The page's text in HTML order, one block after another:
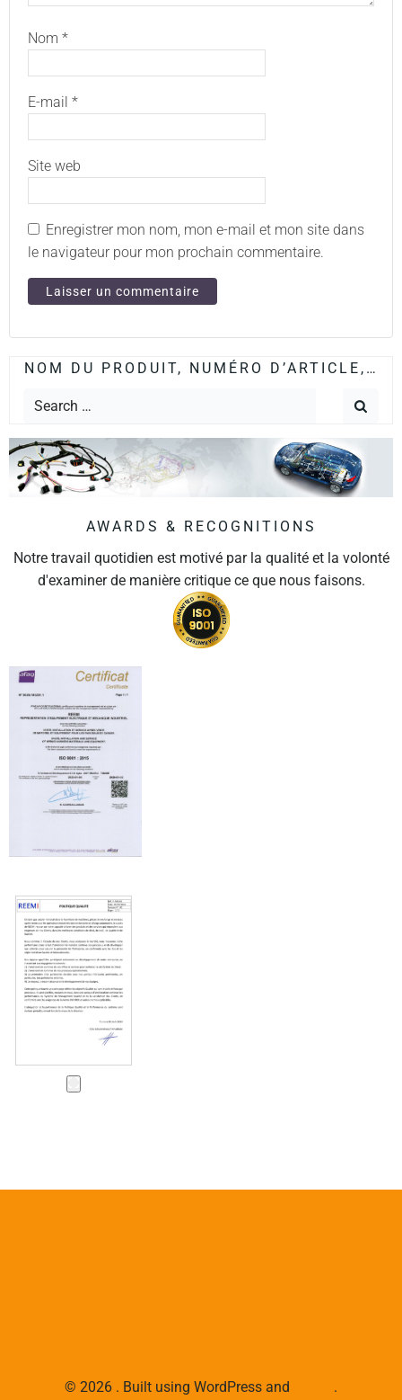
Nom *
E-mail *
Site web
Enregistrer mon nom, mon e-mail et mon site dans
le navigateur pour mon prochain commentaire.
NOM DU PRODUIT, NUMÉRO D’ARTICLE,…
AWARDS & RECOGNITIONS
Notre travail quotidien est motivé par la qualité et la volonté
d'examiner de manière critique ce que nous faisons.
© 2026 . Built using WordPress and .